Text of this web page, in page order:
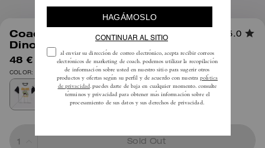
Coach | Camiseta Brain Dead Zilly
Dino
5.0
48 €
COLOR: Blanco
Sold Out